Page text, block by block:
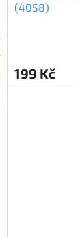
(4058)
199 Kč